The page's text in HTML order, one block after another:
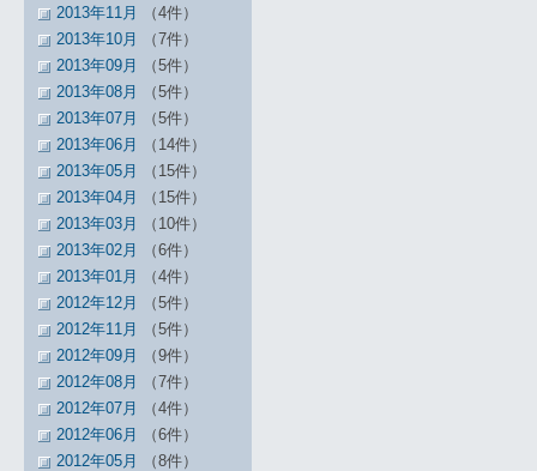
2013年11月
（4件）
2013年10月
（7件）
2013年09月
（5件）
2013年08月
（5件）
2013年07月
（5件）
2013年06月
（14件）
2013年05月
（15件）
2013年04月
（15件）
2013年03月
（10件）
2013年02月
（6件）
2013年01月
（4件）
2012年12月
（5件）
2012年11月
（5件）
2012年09月
（9件）
2012年08月
（7件）
2012年07月
（4件）
2012年06月
（6件）
2012年05月
（8件）